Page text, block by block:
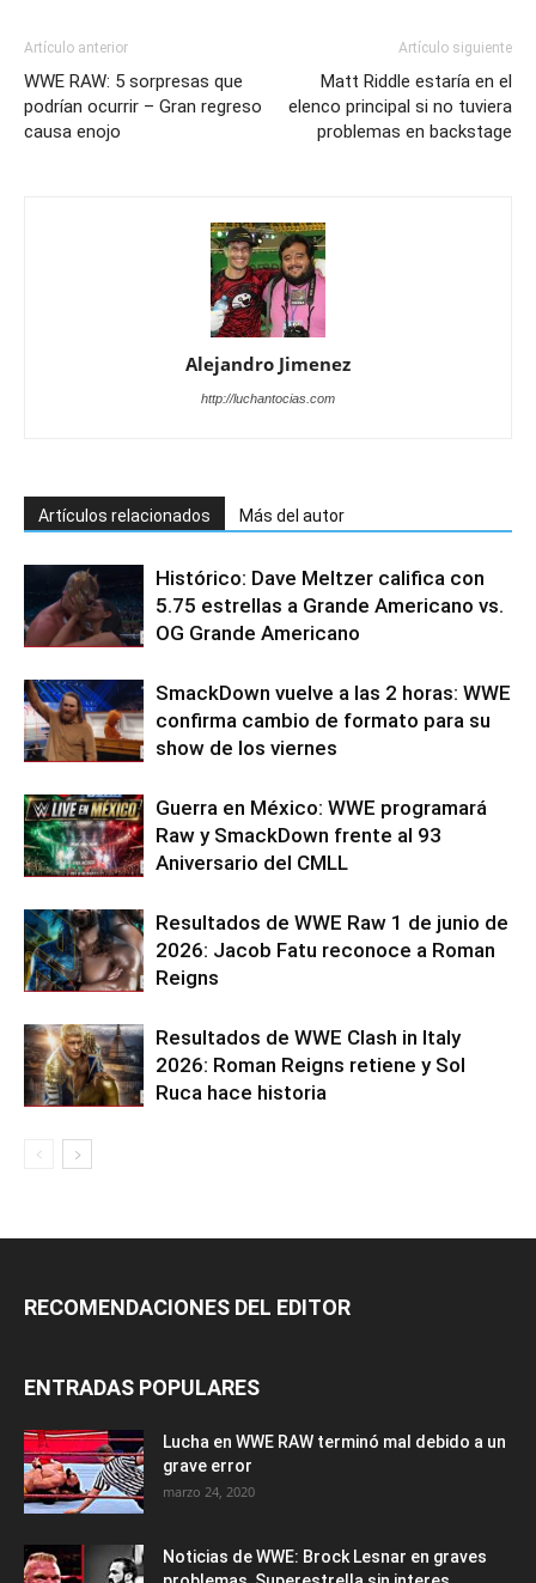
Artículo anterior
WWE RAW: 5 sorpresas que
podrían ocurrir – Gran regreso
causa enojo
Artículo siguiente
Matt Riddle estaría en el
elenco principal si no tuviera
problemas en backstage
Alejandro Jimenez
http://luchantocias.com
Artículos relacionados Más del autor
Histórico: Dave Meltzer califica con
5.75 estrellas a Grande Americano vs.
OG Grande Americano
SmackDown vuelve a las 2 horas: WWE
confirma cambio de formato para su
show de los viernes
Guerra en México: WWE programará
Raw y SmackDown frente al 93
Aniversario del CMLL
Resultados de WWE Raw 1 de junio de
2026: Jacob Fatu reconoce a Roman
Reigns
Resultados de WWE Clash in Italy
2026: Roman Reigns retiene y Sol
Ruca hace historia
RECOMENDACIONES DEL EDITOR
ENTRADAS POPULARES
Lucha en WWE RAW terminó mal debido a un
grave error
marzo 24, 2020
Noticias de WWE: Brock Lesnar en graves